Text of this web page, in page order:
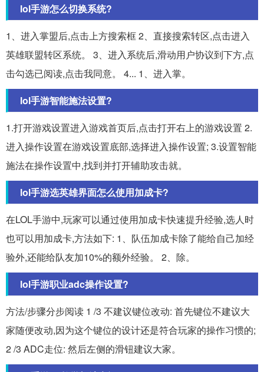
lol手游怎么切换系统?
1、进入掌盟后,点击上方搜索框 2、直接搜索转区,点击进入
英雄联盟转区系统。 3、进入系统后,滑动用户协议到下方,点
击勾选已阅读,点击我同意。 4... 1、进入掌。
lol手游智能施法设置?
1.打开游戏设置进入游戏首页后,点击打开右上的游戏设置 2.
进入操作设置在游戏设置底部,选择进入操作设置; 3.设置智能
施法在操作设置中,找到并打开辅助攻击就。
lol手游选英雄界面怎么使用加成卡?
在LOL手游中,玩家可以通过使用加成卡快速提升经验,选人时
也可以用加成卡,方法如下: 1、队伍加成卡除了能给自己加经
验外,还能给队友加10%的额外经验。 2、除。
lol手游职业adc操作设置?
方法/步骤分步阅读 1 /3 不建议键位改动: 首先键位不建议大
家随便改动,因为这个键位的设计还是符合玩家的操作习惯的;
2 /3 ADC走位: 然后左侧的滑钮建议大家。